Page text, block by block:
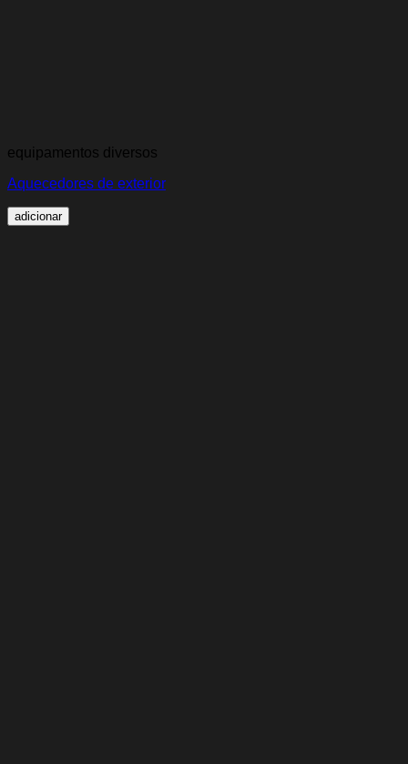
equipamentos diversos
Aquecedores de exterior
adicionar